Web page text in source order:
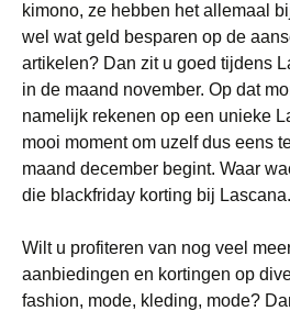
kimono, ze hebben het allemaal
wel wat geld besparen op de
artikelen? Dan zit u goed tijdens
in de maand november. Op dat
namelijk rekenen op een unieke
mooi moment om uzelf dus eens
maand december begint. Waar
die blackfriday korting bij Lascana.
Wilt u profiteren van nog veel
aanbiedingen en kortingen op
fashion, mode, kleding, mode?